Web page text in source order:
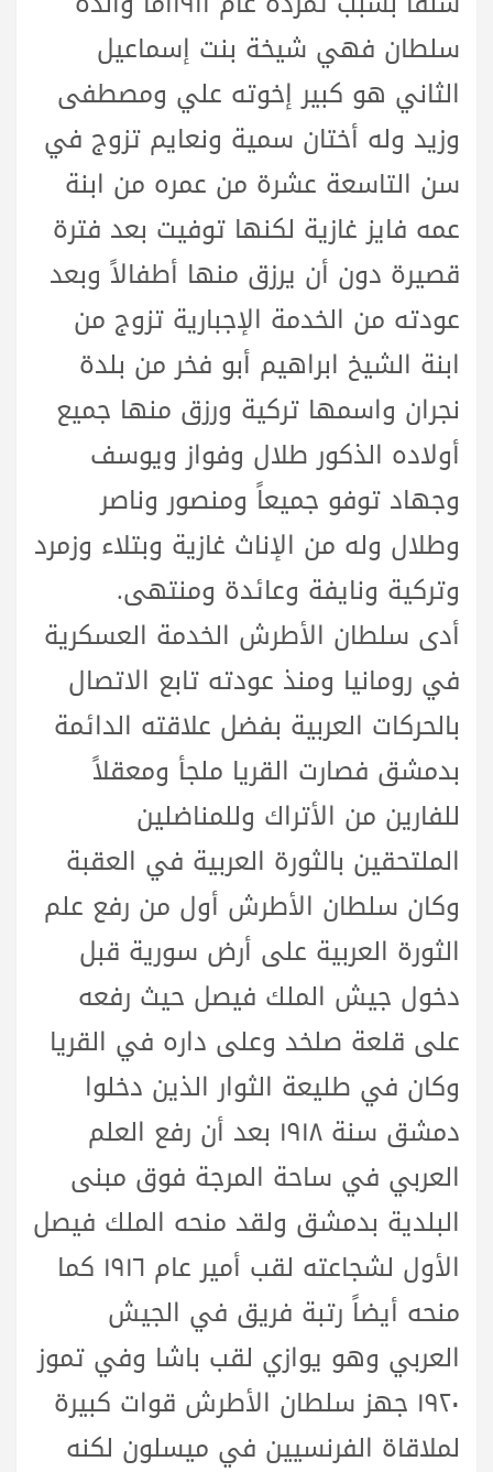
سلطان فهي شيخة بنت إسماعيل
الثاني هو كبير إخوته علي ومصطفى
وزيد وله أختان سمية ونعايم تزوج في
سن التاسعة عشرة من عمره من ابنة
عمه فايز غازية لكنها توفيت بعد فترة
قصيرة دون أن يرزق منها أطفالاً وبعد
عودته من الخدمة الإجبارية تزوج من
ابنة الشيخ ابراهيم أبو فخر من بلدة
نجران واسمها تركية ورزق منها جميع
أولاده الذكور طلال وفواز ويوسف
وجهاد توفو جميعاً ومنصور وناصر
وطلال وله من الإناث غازية وبتلاء وزمرد
وتركية ونايفة وعائدة ومنتهى.
أدى سلطان الأطرش الخدمة العسكرية
في رومانيا ومنذ عودته تابع الاتصال
بالحركات العربية بفضل علاقته الدائمة
بدمشق فصارت القريا ملجأ ومعقلاً
للفارين من الأتراك وللمناضلين
الملتحقين بالثورة العربية في العقبة
وكان سلطان الأطرش أول من رفع علم
الثورة العربية على أرض سورية قبل
دخول جيش الملك فيصل حيث رفعه
على قلعة صلخد وعلى داره في القريا
وكان في طليعة الثوار الذين دخلوا
دمشق سنة ١٩١٨ بعد أن رفع العلم
العربي في ساحة المرجة فوق مبنى
البلدية بدمشق ولقد منحه الملك فيصل
الأول لشجاعته لقب أمير عام ١٩١٦ كما
منحه أيضاً رتبة فريق في الجيش
العربي وهو يوازي لقب باشا وفي تموز
١٩٢٠ جهز سلطان الأطرش قوات كبيرة
لملاقاة الفرنسيين في ميسلون لكنه